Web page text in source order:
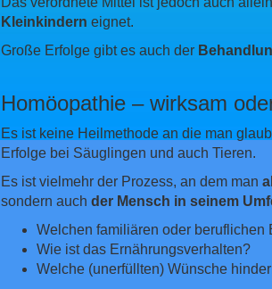
Kleinkindern eignet.
Große Erfolge gibt es auch der
Homöopathie – wirksam
Es ist keine Heilmethode an die man
Erfolge bei Säuglingen und auch Tieren.
Es ist vielmehr der Prozess, an dem man
sondern auch der Mensch in seinem
Welchen familiären oder beruflichen
Wie ist das Ernährungsverhalten?
Welche (unerfüllten) Wünsche